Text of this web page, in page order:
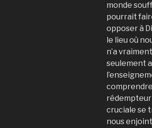
monde
pourrait
opposer à
le lieu où
n’a
seulement
rédempteur
cruciale se
nous